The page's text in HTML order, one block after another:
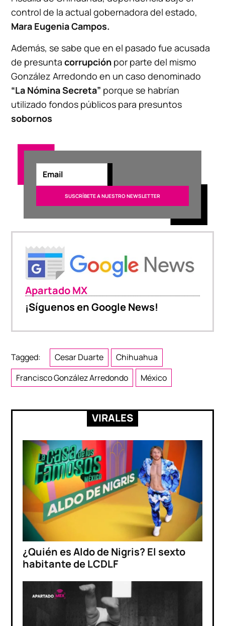
control de la actual gobernadora del estado,
Mara Eugenia Campos.
Además, se sabe que en el pasado fue acusada
de presuntacorrupción por parte del mismo
González Arredondo en un caso denominado
“La Nómina Secreta” porque se habrían
utilizado fondos públicos para presuntos
sobornos
Apartado MX
¡Síguenos en Google News!
Tagged: Cesar Duarte
Chihuahua
Francisco González Arredondo
México
VIRALES
¿Quién es Aldo de Nigris? El sexto
habitante de LCDLF